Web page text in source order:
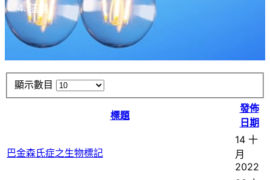
演講
顯示數目
標題
發佈
日期
巴金森氏症之生物標記
14 十
月
2022